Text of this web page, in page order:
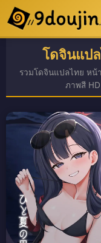
โดจินแป
รวมโดจินแปลไทย หน้
ภาพสี